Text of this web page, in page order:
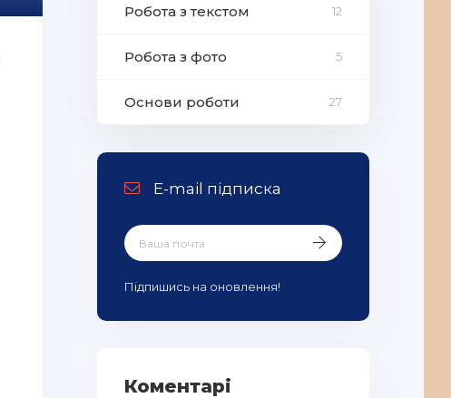
Робота з текстом 12
Робота з фото 5
Основи роботи 27
E-mail підписка
Підпишись на оновлення!
Коментарі